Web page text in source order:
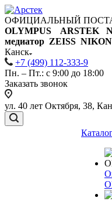
ОФИЦИАЛЬНЫЙ
OLYMPUS ARSTEK
медиатор ZEISS NIKON
Канск
+7 (499) 112-333-9
Пн. – Пт.: с 9:00 до 18:00
Заказать звонок
ул. 40 лет Октября, 38,